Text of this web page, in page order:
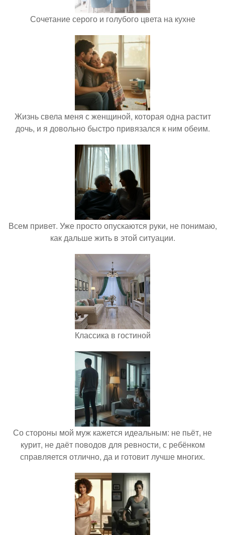
Сочетание серого и голубого цвета на кухне
Жизнь свела меня с женщиной, которая одна растит
дочь, и я довольно быстро привязался к ним обеим.
Всем привет. Уже просто опускаются руки, не понимаю,
как дальше жить в этой ситуации.
Классика в гостиной
Со стороны мой муж кажется идеальным: не пьёт, не
курит, не даёт поводов для ревности, с ребёнком
справляется отлично, да и готовит лучше многих.